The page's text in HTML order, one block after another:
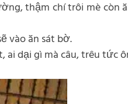
thậm chí trôi mè
vào ăn sát bờ.
ai dại gì mà câu, trêu tức